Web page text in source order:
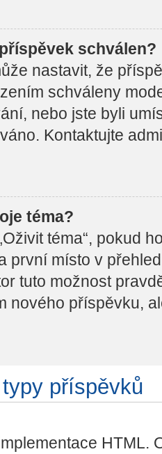
schválen?
nastavit, že
schváleny
nebo jste byli
Kontaktujte
téma?
téma“, pokud
první místo v
tuto možnost
nového příspěvku,
příspěvků
HTML.